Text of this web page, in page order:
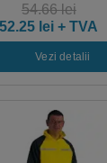
54.66lei
52.25 lei + TVA
Vezi detalii